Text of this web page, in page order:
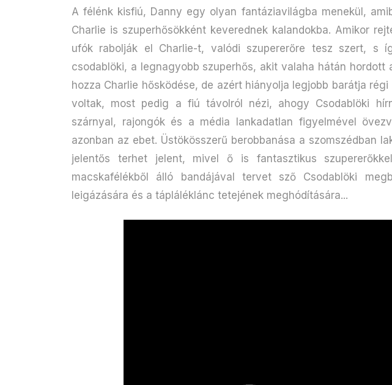
A félénk kisfiú, Danny egy olyan fantáziavilágba menekül,
Charlie is szuperhősökként keverednek kalandokba. Amikor
ufók rabolják el Charlie-t, valódi szupererőre tesz szert, s
csodablöki, a legnagyobb szuperhős, akit valaha hátán hordott
hozza Charlie hősködése, de azért hiányolja legjobb barátja
voltak, most pedig a fiú távolról nézi, ahogy Csodablöki
szárnyal, rajongók és a média lankadatlan figyelmével
azonban az ebet. Üstökösszerű berobbanása a szomszédban
jelentős terhet jelent, mivel ő is fantasztikus
macskafélékből álló bandájával tervet sző Csodablöki
leigázására és a tápláléklánc tetejének meghódítására...